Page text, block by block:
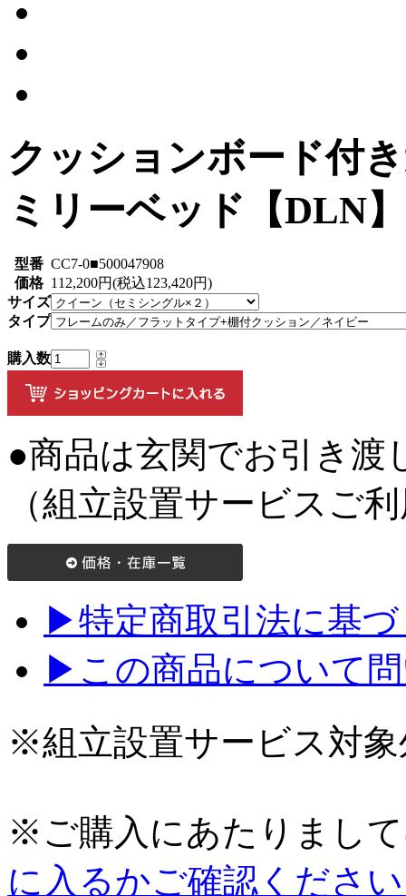
クッションボード付
ミリーベッド【DLN】
型番 CC7-0■500047908
価格 112,200円(税込123,420円)
サイズ
タイプ
購入数
●商品は玄関でお引き渡
（組立設置サービスご
▶特定商取引法に基
▶この商品について
※組立設置サービス対象
※ご購入にあたりまし
に入るかご確認くださ